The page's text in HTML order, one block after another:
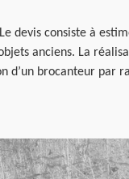
devis consiste à
anciens. La
d’un brocanteur par